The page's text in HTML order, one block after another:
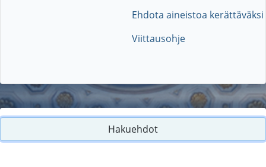
Ehdota aineistoa kerättäväksi
Viittausohje
Hakuehdot